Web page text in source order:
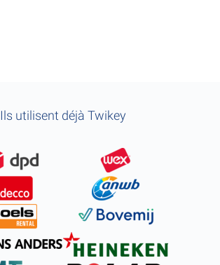
Ils utilisent déjà Twikey